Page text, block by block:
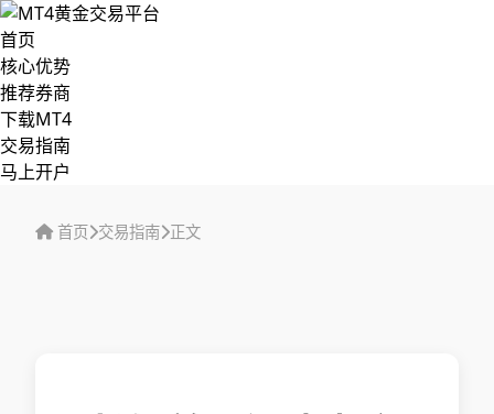
首页
核心优势
推荐券商
下载MT4
交易指南
马上开户
首页 交易指南 正文